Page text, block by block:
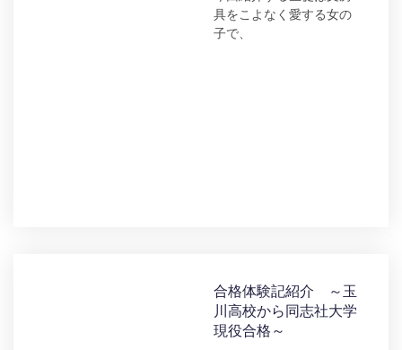
具をこよなく愛する女の
子で、
合格体験記紹介 ～玉
川高校から同志社大学
現役合格～